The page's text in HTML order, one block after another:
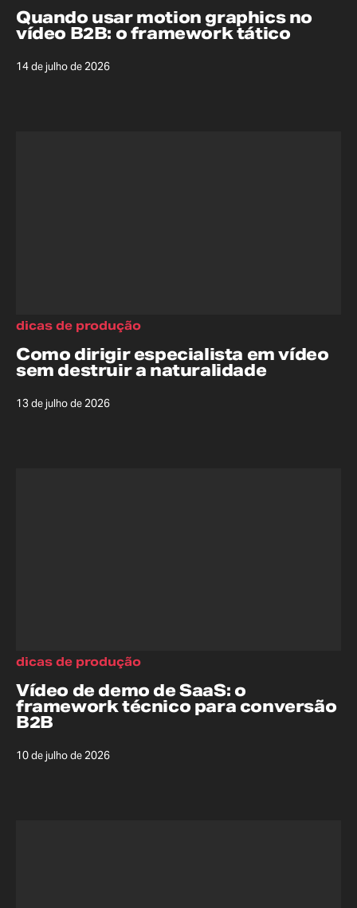
Quando usar motion graphics no
vídeo B2B: o framework tático
14 de julho de 2026
Como dirigir especialista em vídeo
sem destruir a naturalidade
13 de julho de 2026
dicas de produção
Vídeo de demo de SaaS: o
framework técnico para conversão
B2B
10 de julho de 2026
dicas de produção